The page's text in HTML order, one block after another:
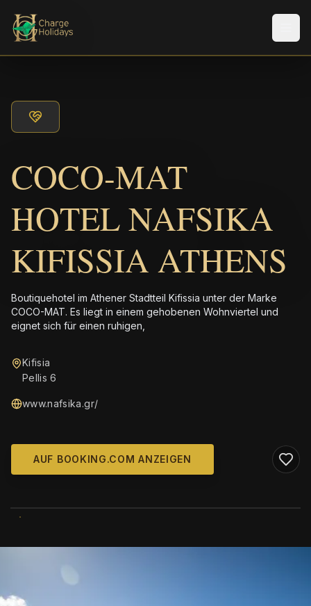
COCO-MAT
HOTEL NAFSIKA
KIFISSIA ATHENS
Boutiquehotel im Athener Stadtteil Kifissia unter der Marke
COCO-MAT. Es liegt in einem gehobenen Wohnviertel und
eignet sich für einen ruhigen,
Kifisia
Pellis 6
www.nafsika.gr/
AUF BOOKING.COM ANZEIGEN